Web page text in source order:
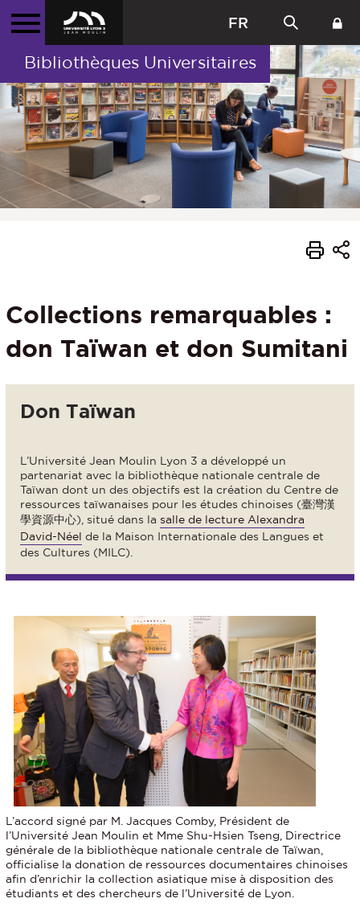
FR
Bibliothèques Universitaires
Collections remarquables :
don Taïwan et don Sumitani
Don Taïwan
L’Université Jean Moulin Lyon 3 a développé un
partenariat avec la bibliothèque nationale centrale de
Taïwan dont un des objectifs est la création du Centre de
ressources taïwanaises pour les études chinoises (臺灣漢
學資源中心), situé dans lasalle de lecture Alexandra
David-Néel de la Maison Internationale des Langues et
des Cultures (MILC).
L’accord signé par M. Jacques Comby, Président de
l’Université Jean Moulin et Mme Shu-Hsien Tseng, Directrice
générale de la bibliothèque nationale centrale de Taïwan,
officialise la donation de ressources documentaires chinoises
afin d’enrichir la collection asiatique mise à disposition des
étudiants et des chercheurs de l’Université de Lyon.